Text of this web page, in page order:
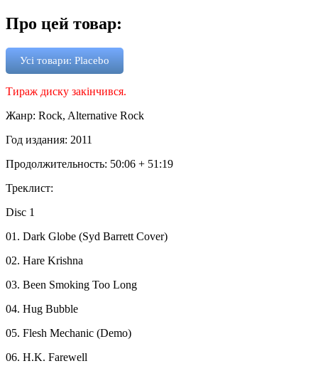
Про цей товар:
Усі товари: Placebo
Тираж диску закінчився.
Жанр: Rock, Alternative Rock
Год издания: 2011
Продолжительность: 50:06 + 51:19
Треклист:
Disc 1
01. Dark Globe (Syd Barrett Cover)
02. Hare Krishna
03. Been Smoking Too Long
04. Hug Bubble
05. Flesh Mechanic (Demo)
06. H.K. Farewell